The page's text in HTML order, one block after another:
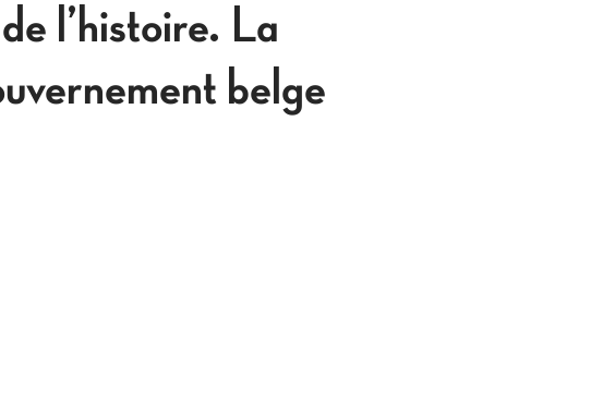
l’histoire. La
belge